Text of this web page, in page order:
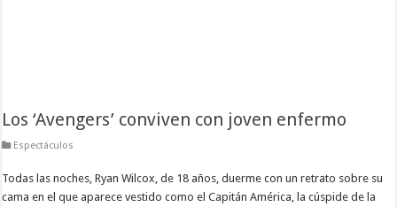
Los ‘Avengers’ conviven con joven enfermo
Espectáculos
Todas las noches, Ryan Wilcox, de 18 años, duerme con un retrato sobre su
cama en el que aparece vestido como el Capitán América, la cúspide de la